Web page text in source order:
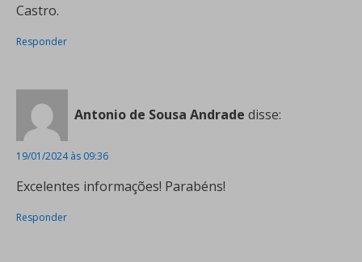
Castro.
Responder
Antonio de Sousa Andrade disse:
19/01/2024 às 09:36
Excelentes informações! Parabéns!
Responder